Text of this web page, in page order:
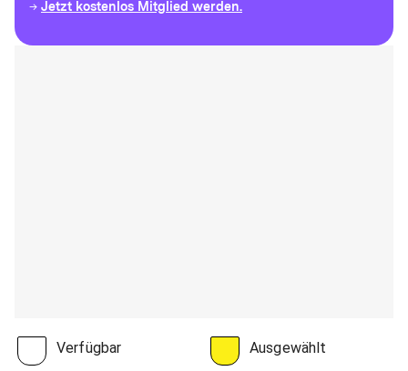
→ Jetzt kostenlos Mitglied werden.
Verfügbar Ausgewählt